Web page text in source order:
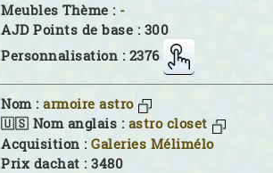
Meubles Thème : -
AJD Points de base : 300
Personnalisation : 2376
Nom : armoire astro
🇺🇸 Nom anglais : astro closet
Acquisition : Galeries Mélimélo
Prix dachat : 3480